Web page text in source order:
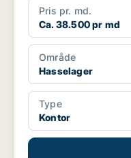
Pris pr. md.
Ca. 38.500 pr md
Område
Hasselager
Type
Kontor